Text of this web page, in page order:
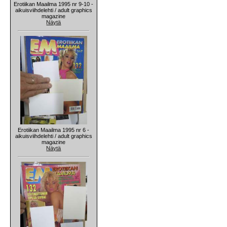
Erotiikan Maailma 1995 nr 9-10 -
aikuisviihdelehti / adult graphics
magazine
Näytä
Erotiikan Maailma 1995 nr 6 -
aikuisviihdelehti / adult graphics
magazine
Näytä